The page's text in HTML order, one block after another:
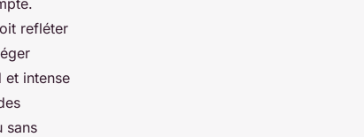
refléter
et intense
sans